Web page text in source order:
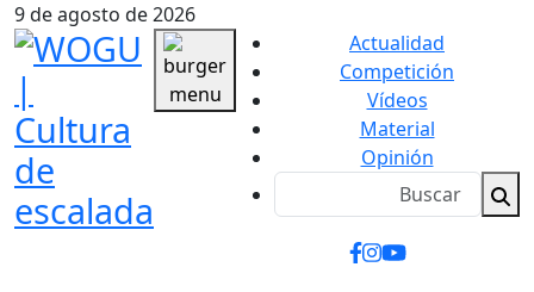
9 de agosto de 2026
Actualidad
Competición
Vídeos
Material
Opinión